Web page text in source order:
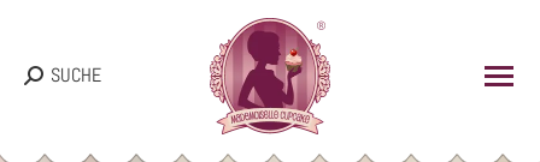
Search:
SUCHE